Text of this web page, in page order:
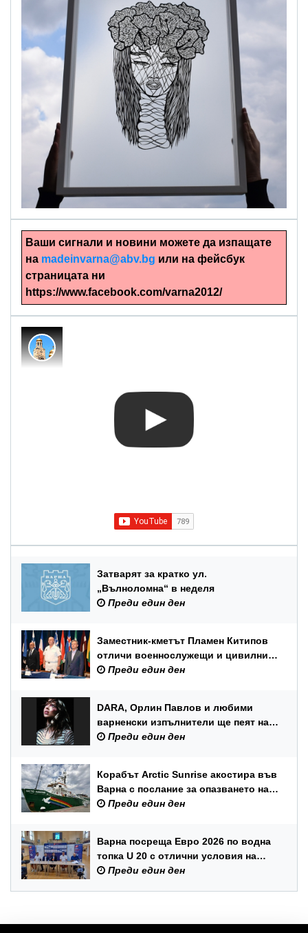
Ръчно изрязани картини
Ваши сигнали и новини можете да изпащате
на madeinvarna@abv.bg или на фейсбук
страницата ни
https://www.facebook.com/varna2012/
Затварят за кратко ул.
„Вълноломна“ в неделя
Преди един ден
Заместник-кметът Пламен Китипов
отличи военнослужещи и цивилни
служители по повод Празника на
Преди един ден
DARA, Орлин Павлов и любими
варненски изпълнители ще пеят на
празника на Варна
Преди един ден
Корабът Arctic Sunrise акостира във
Варна с послание за опазването на
Черно море
Преди един ден
Варна посреща Евро 2026 по водна
топка U 20 с отлични условия на
състезателните басейни
Преди един ден